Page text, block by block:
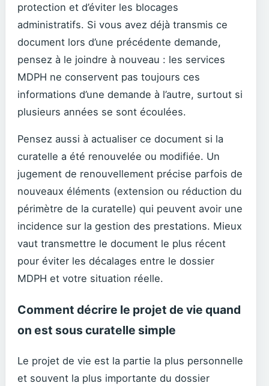
protection et d’éviter les blocages
administratifs. Si vous avez déjà transmis ce
document lors d’une précédente demande,
pensez à le joindre à nouveau : les services
MDPH ne conservent pas toujours ces
informations d’une demande à l’autre, surtout si
plusieurs années se sont écoulées.
Pensez aussi à actualiser ce document si la
curatelle a été renouvelée ou modifiée. Un
jugement de renouvellement précise parfois de
nouveaux éléments (extension ou réduction du
périmètre de la curatelle) qui peuvent avoir une
incidence sur la gestion des prestations. Mieux
vaut transmettre le document le plus récent
pour éviter les décalages entre le dossier
MDPH et votre situation réelle.
Comment décrire le projet de vie quand
on est sous curatelle simple
Le projet de vie est la partie la plus personnelle
et souvent la plus importante du dossier